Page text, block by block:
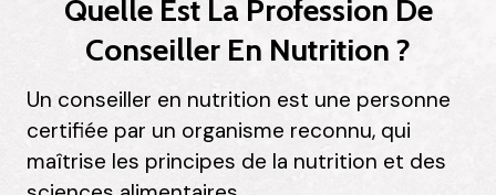
Quelle Est La Profession De
Conseiller En Nutrition ?
Un conseiller en nutrition est une personne
certifiée par un organisme reconnu, qui
maîtrise les principes de la nutrition et des